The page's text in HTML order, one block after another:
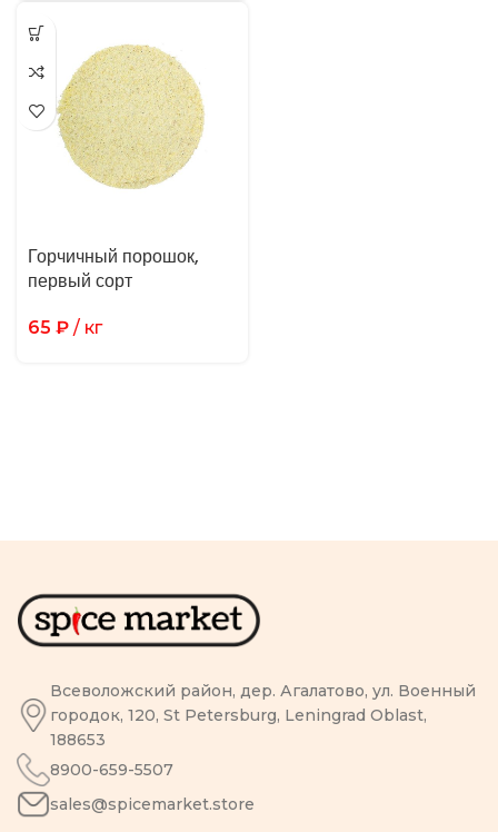
Горчичный порошок,
первый сорт
65 ₽ / кг
Всеволожский район, дер. Агалатово, ул. Военный
городок, 120, St Petersburg, Leningrad Oblast,
188653
8900-659-5507
sales@spicemarket.store